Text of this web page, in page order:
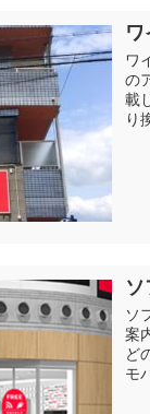
ワ
の
載
り
ソ
案
ど
モ